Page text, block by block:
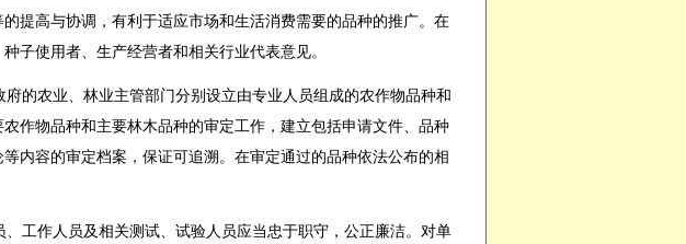
提高与协调，有利于适应市场和生活消费需要的品种的推广。在
子使用者、生产经营者和相关行业代表意见。
的农业、林业主管部门分别设立由专业人员组成的农作物品种和
作物品种和主要林木品种的审定工作，建立包括申请文件、品种
内容的审定档案，保证可追溯。在审定通过的品种依法公布的相
工作人员及相关测试、试验人员应当忠于职守，公正廉洁。对单